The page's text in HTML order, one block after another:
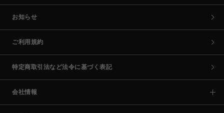
お知らせ
ご利用規約
特定商取引法など法令に基づく表記
会社情報